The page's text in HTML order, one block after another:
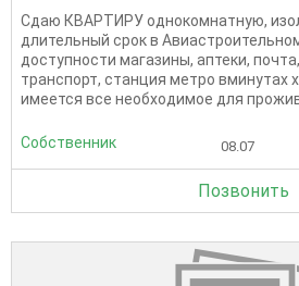
Сдаю КВАРТИРУ однокомнатную,
длительный срок в
доступности магазины, аптеки,
транспорт, станция метро вминутах
имеется все необходимое для
Собственник 08.07
Позвонить